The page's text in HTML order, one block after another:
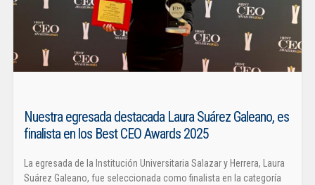
Nuestra egresada destacada Laura Suárez Galeano, es
finalista en los Best CEO Awards 2025
La egresada de la Institución Universitaria Salazar y Herrera, Laura
Suárez Galeano, fue seleccionada como finalista en la categoría